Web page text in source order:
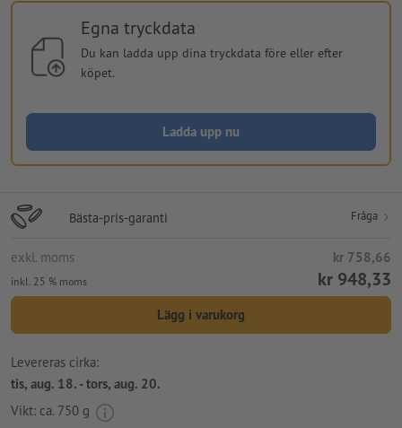
Egna tryckdata
Du kan ladda upp dina tryckdata före eller efter
köpet.
Ladda upp nu
Bästa-pris-garanti Fråga
exkl. moms kr 758,66
inkl. 25 % moms kr 948,33
Lägg i varukorg
Levereras cirka:
tis, aug. 18. - tors, aug. 20.
Vikt: ca. 750 g